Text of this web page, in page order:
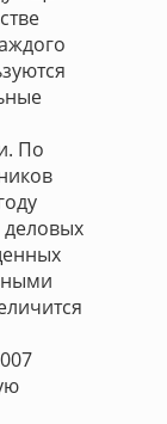
По
деловых